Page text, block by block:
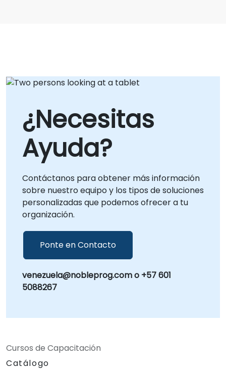
¿Necesitas
Ayuda?
Contáctanos para obtener más información
sobre nuestro equipo y los tipos de soluciones
personalizadas que podemos ofrecer a tu
organización.
Ponte en Contacto
venezuela@nobleprog.com o +57 601
5088267
Cursos de Capacitación
Catálogo